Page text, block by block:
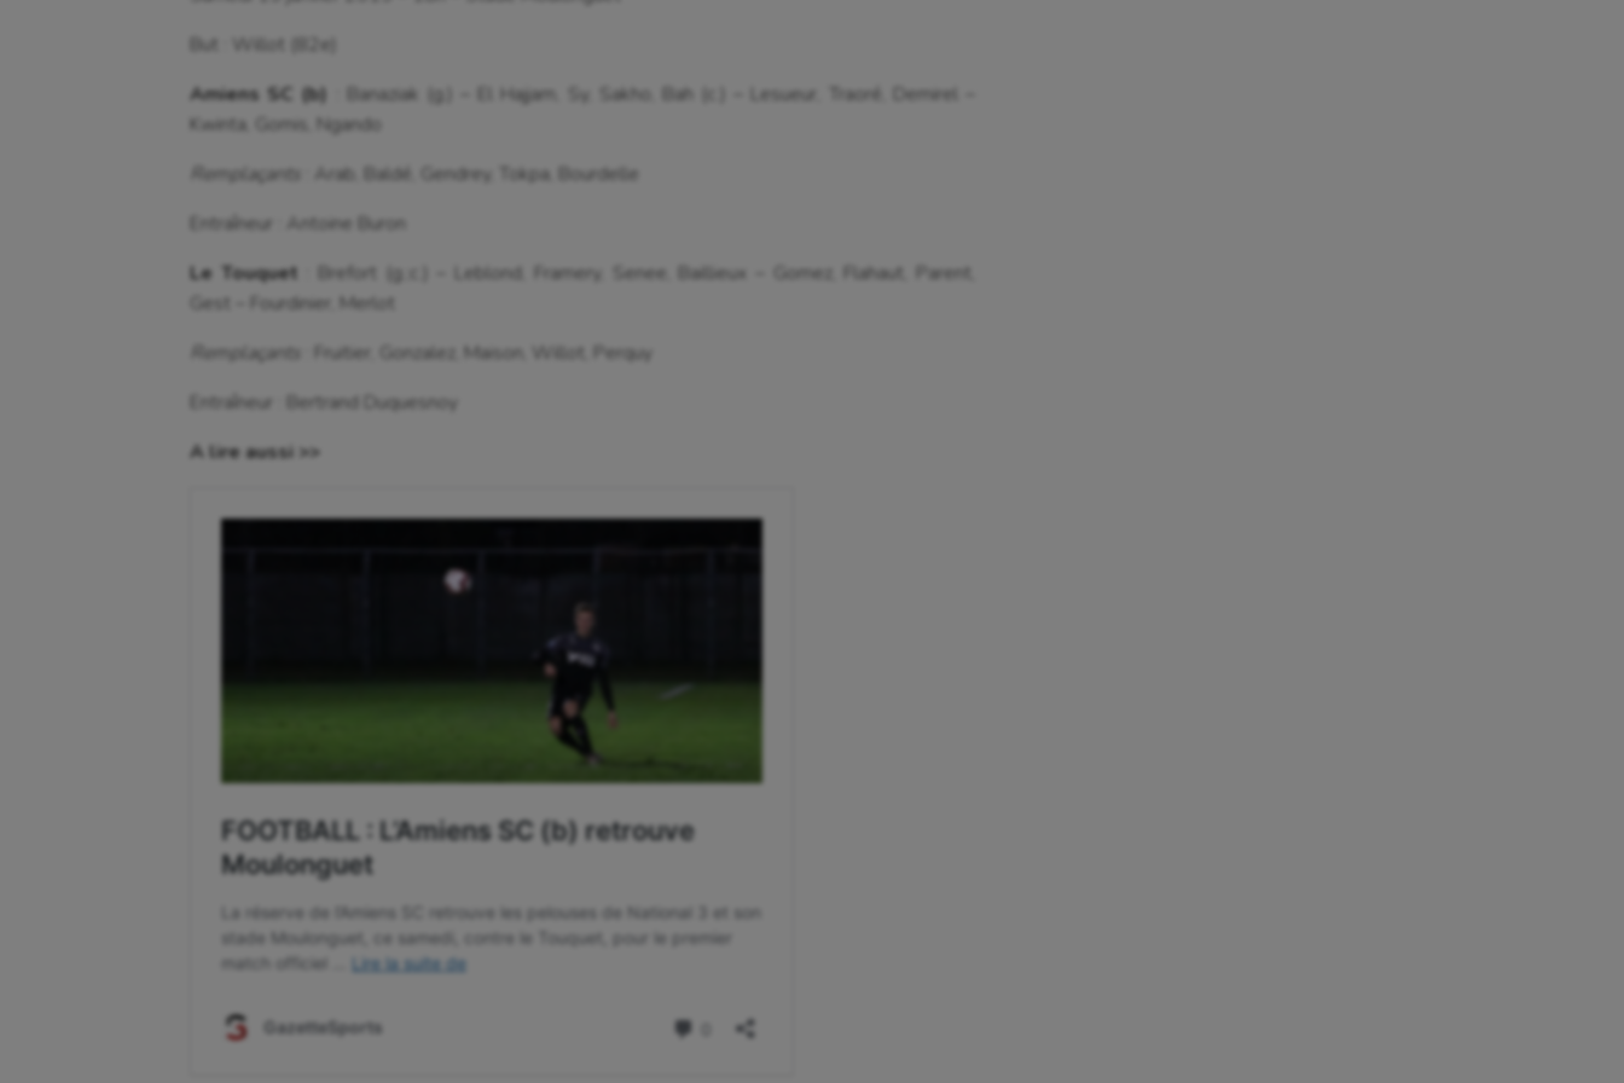
But : Willot (82e)
Amiens SC (b)
: Banaziak (g.) – El Hajjam, Sy, Sakho, Bah (c.) – Lesueur, Traoré, Demirel –
Kwinta, Gomis, Ngando
Remplaçants : Arab, Baldé, Gendrey, Tokpa, Bourdelle
Entraîneur : Antoine Buron
Le Touquet : Brefort (g.;c.) – Leblond, Framery, Senee, Baillieux – Gomez, Flahaut, Parent,
Gest – Fourdinier, Merlot
Remplaçants : Fruitier, Gonzalez, Maison, Willot, Perquy
Entraîneur : Bertrand Duquesnoy
A lire aussi >>